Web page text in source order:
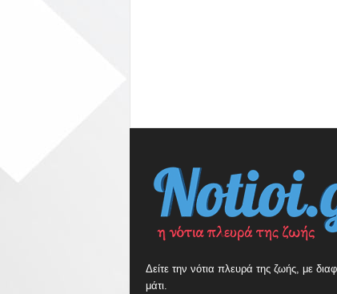
Δείτε την νότια πλευρά της ζωής, με
μάτι.